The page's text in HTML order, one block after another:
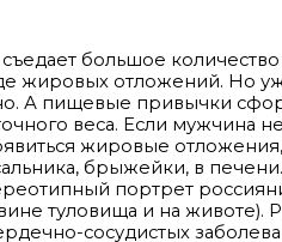
большое
жировых отложений. Но
А пищевые привычки
веса. Если мужчина не
жировые
брыжейки, в
портрет
туловища и на животе).
сосудистых